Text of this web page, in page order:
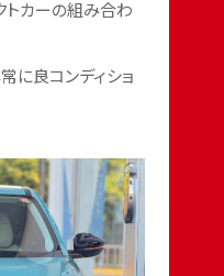
トカーの組み合わ
に良コンディショ